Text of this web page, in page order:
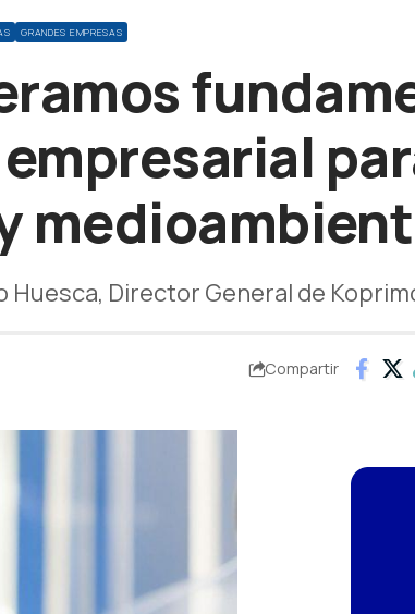
GRANDES EMPRESAS
Director General de
Compartir